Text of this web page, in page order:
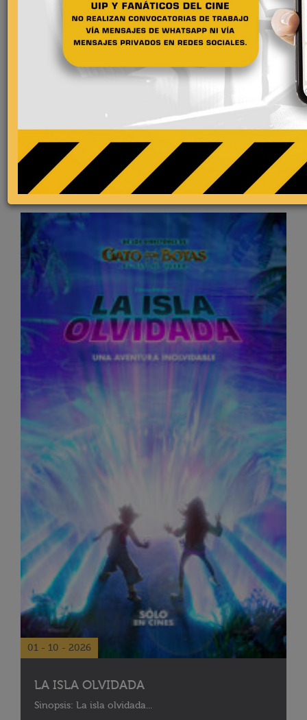
Comentarios
Más estrenos
01 - 10 - 2026
LA ISLA OLVIDADA
Sinopsis: La isla olvidada...